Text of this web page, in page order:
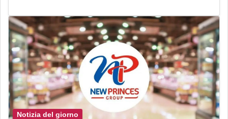
Notizia del giorno